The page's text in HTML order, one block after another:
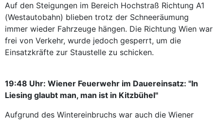
Auf den Steigungen im Bereich Hochstraß Richtung A1
(Westautobahn) blieben trotz der Schneeräumung
immer wieder Fahrzeuge hängen. Die Richtung Wien war
frei von Verkehr, wurde jedoch gesperrt, um die
Einsatzkräfte zur Staustelle zu schicken.
19:48 Uhr: Wiener Feuerwehr im Dauereinsatz: "In
Liesing glaubt man, man ist in Kitzbühel"
Aufgrund des Wintereinbruchs war auch die Wiener